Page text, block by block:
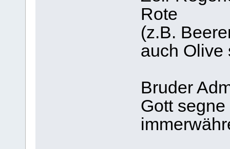
Rote
(z.B.
auch Olive
Bruder
Gott